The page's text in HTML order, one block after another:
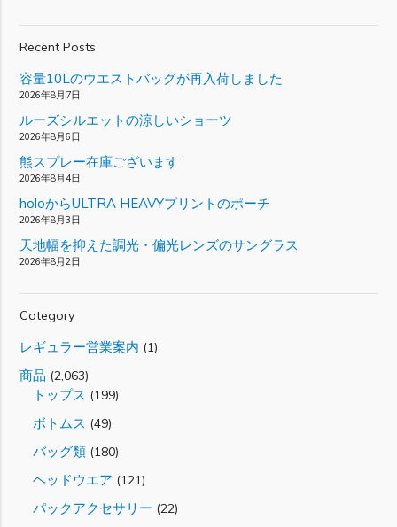
Recent Posts
容量10Lのウエストバッグが再入荷しました
2026年8月7日
ルーズシルエットの涼しいショーツ
2026年8月6日
熊スプレー在庫ございます
2026年8月4日
holoからULTRA HEAVYプリントのポーチ
2026年8月3日
天地幅を抑えた調光・偏光レンズのサングラス
2026年8月2日
Category
レギュラー営業案内 (1)
商品 (2,063)
トップス (199)
ボトムス (49)
バッグ類(180)
ヘッドウエア (121)
パックアクセサリー (22)